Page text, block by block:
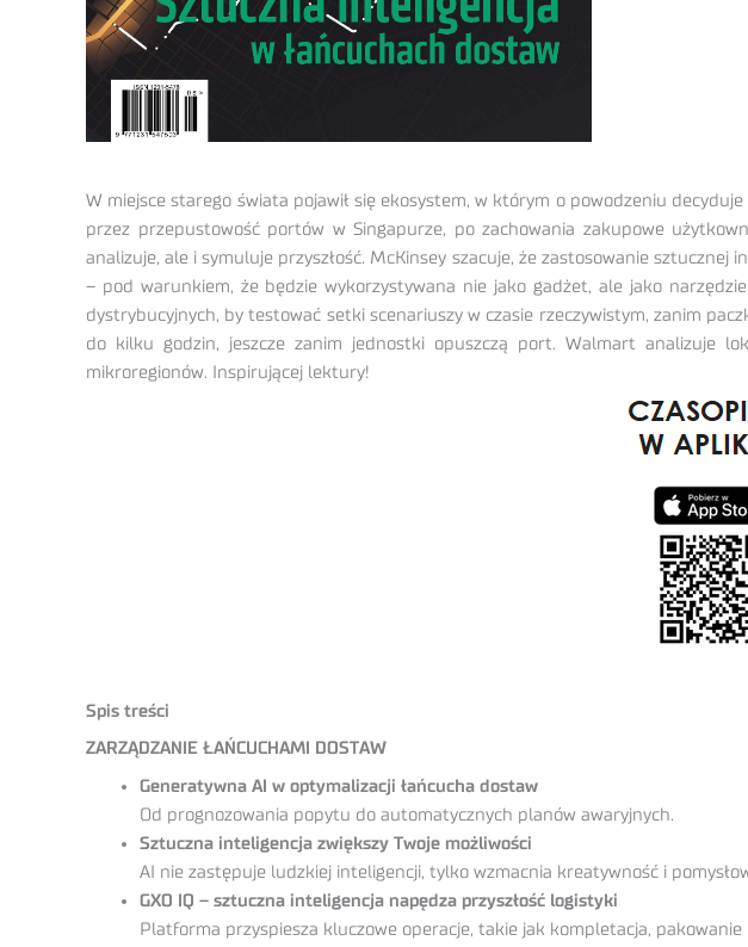
W miejsce starego świata pojawił się ekosystem, w którym o powodzeniu
przez przepustowość portów w Singapurze, po zachowania zakupowe
analizuje, ale i symuluje przyszłość. McKinsey szacuje, że zastosowanie
– pod warunkiem, że będzie wykorzystywana nie jako gadżet, ale jako
dystrybucyjnych, by testować setki scenariuszy w czasie rzeczywistym, zanim
do kilku godzin, jeszcze zanim jednostki opuszczą port. Walmart analizuje
mikroregionów. Inspirującej lektury!
Spis treści
ZARZĄDZANIE ŁAŃCUCHAMI DOSTAW
Generatywna AI w optymalizacji łańcucha dostaw
Od prognozowania popytu do automatycznych planów awaryjnych.
Sztuczna inteligencja zwiększy Twoje możliwości
AI nie zastępuje ludzkiej inteligencji, tylko wzmacnia kreatywność i
GXO IQ – sztuczna inteligencja napędza przyszłość logistyki
Platforma przyspiesza kluczowe operacje, takie jak kompletacja, pakowanie